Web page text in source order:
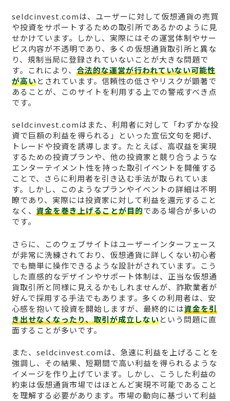
seldcinvest.comは、ユーザーに対して仮想通貨の売買
や投資をサポートするための取引所であるかのように見
せかけています。しかし、実際にはその運営体制やサー
ビス内容が不透明であり、多くの仮想通貨取引所と異な
り、規制当局に登録されていないことが大きな問題で
す。これにより、 合法的な運営が行われていない可能性
が高いとされています。信頼性の低さやリスクが顕著で
あることが、このサイトを利用する上での警戒すべき点
です。
seldcinvest.comはまた、利用者に対して「わずかな投
資で巨額の利益を得られる」といった宣伝文句を掲げ、
トレードや投資を誘導します。たとえば、高収益を実現
するための投資プランや、他の投資家と競り合うような
エンターテイメント性を持った取引イベントを開催する
ことで、さらに利用者を引き込む手法が取られていま
す。しかし、このようなプランやイベントの詳細は不明
瞭であり、実際には投資家に対して利益を還元すること
なく、 資金を巻き上げることが目的である場合が多いの
です。
さらに、このウェブサイトはユーザーインターフェース
が非常に洗練されており、仮想通貨に詳しくない初心者
でも簡単に操作できるような設計がされています。こう
した直感的なデザインやサポート体制は、正当な仮想通
貨取引所と同様に見えるかもしれませんが、詐欺業者が
好んで採用する手法でもあります。多くの利用者は、安
心感を抱いて投資を開始しますが、最終的には資金を引
き出せなくなったり、取引が成立しないという問題に直
面することが多いです。
また、seldcinvest.comは、急速に利益を上げることを
強調し、その結果、短期間で高い利益を得られるような
イメージを作り上げています。しかし、こうした利益の
約束は仮想通貨市場ではほとんど実現不可能であること
を理解する必要があります。市場の動向に基づいて利益